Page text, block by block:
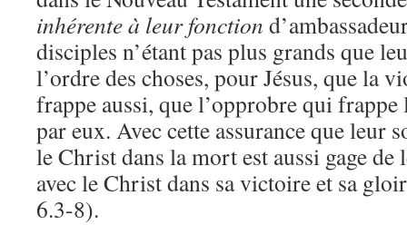
inhérente à leur fonction
disciples n’étant pas plus grands que
l’ordre des choses, pour Jésus, que la
frappe aussi, que l’opprobre qui
par eux. Avec cette assurance que leur
le Christ dans la mort est aussi gage
avec le Christ dans sa victoire et sa
6.3-8).